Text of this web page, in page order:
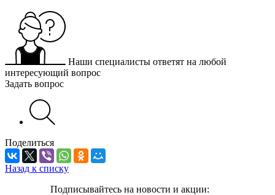
Наши специалисты ответят на любой
интересующий вопрос
Задать вопрос
Поделиться
Назад к списку
Подписывайтесь на новости и акции: